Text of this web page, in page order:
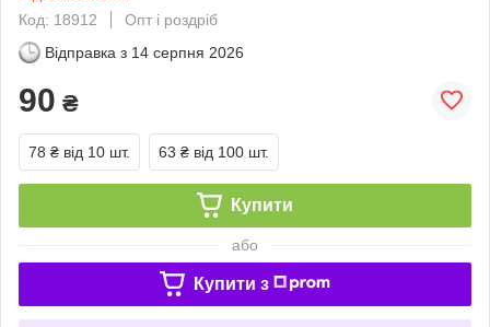
Код: 18912
Опт і роздріб
Відправка з 14 серпня 2026
90 ₴
78 ₴ від 10 шт. 63 ₴ від 100 шт.
Купити
або
Купити з